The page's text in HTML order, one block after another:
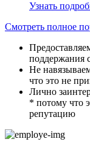
Узнать
Смотреть полное
поддержания
Не
что это не
Лично
* потому что
репутацию